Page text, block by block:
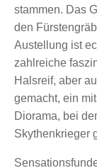
stammen. Das
den
Austellung ist
zahlreiche
Halsreif, aber
gemacht, ein
Diorama, bei
Skythenkrieger